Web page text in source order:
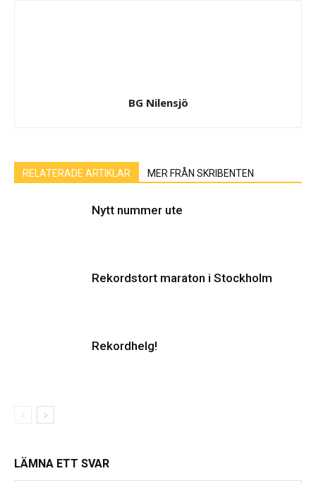
BG Nilensjö
RELATERADE ARTIKLAR MER FRÅN SKRIBENTEN
Nytt nummer ute
Rekordstort maraton i Stockholm
Rekordhelg!
LÄMNA ETT SVAR